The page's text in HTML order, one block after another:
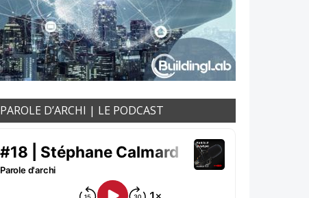
PAROLE D’ARCHI | LE PODCAST